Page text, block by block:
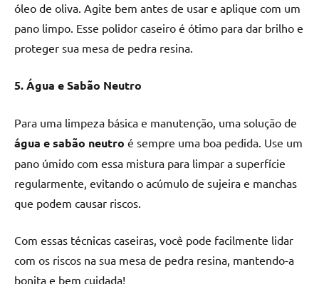
óleo de oliva. Agite bem antes de usar e aplique com um
pano limpo. Esse polidor caseiro é ótimo para dar brilho e
proteger sua mesa de pedra resina.
5. Água e Sabão Neutro
Para uma limpeza básica e manutenção, uma solução de
água e sabão neutro é sempre uma boa pedida. Use um
pano úmido com essa mistura para limpar a superfície
regularmente, evitando o acúmulo de sujeira e manchas
que podem causar riscos.
Com essas técnicas caseiras, você pode facilmente lidar
com os riscos na sua mesa de pedra resina, mantendo-a
bonita e bem cuidada!